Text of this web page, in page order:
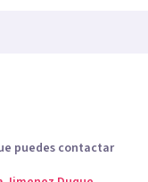
puedes contactar